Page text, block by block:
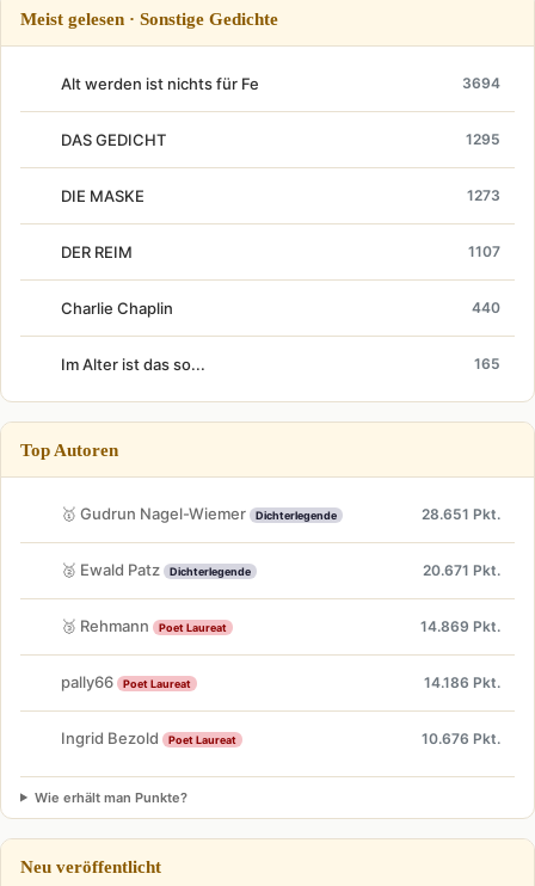
Meist gelesen · Sonstige Gedichte
Alt werden ist nichts für Fe 3694
DAS GEDICHT 1295
DIE MASKE 1273
DER REIM 1107
Charlie Chaplin 440
Im Alter ist das so... 165
Top Autoren
🥇 Gudrun Nagel-Wiemer Dichterlegende 28.651 Pkt.
🥈 Ewald Patz Dichterlegende 20.671 Pkt.
🥉 Rehmann Poet Laureat 14.869 Pkt.
pally66 Poet Laureat 14.186 Pkt.
Ingrid Bezold Poet Laureat 10.676 Pkt.
Wie erhält man Punkte?
Neu veröffentlicht